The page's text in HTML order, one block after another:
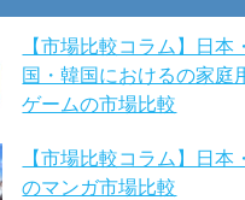
【市場比較コラム】日本
国・韓国におけるの家庭
ゲームの市場比較
【市場比較コラム】日
のマンガ市場比較